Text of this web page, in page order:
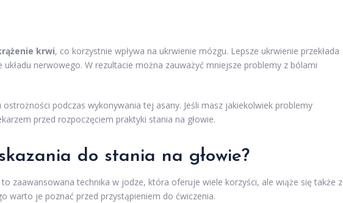
krwi, co korzystnie wpływa na ukrwienie mózgu. Lepsze ukrwienie przekłada
nerwowego. W rezultacie można zauważyć mniejsze problemy z bólami
podczas wykonywania tej asany. Jeśli masz jakiekolwiek problemy
przed rozpoczęciem praktyki stania na głowie.
do stania na głowie?
to zaawansowana technika w jodze, która oferuje wiele korzyści, ale wiąże się także z
warto je poznać przed przystąpieniem do ćwiczenia.